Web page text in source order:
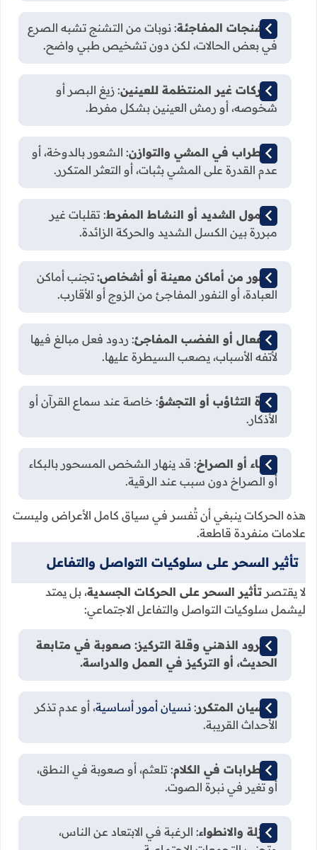
التشنجات المفاجئة: نوبات من التشنج تشبه الصرع
في بعض الحالات، لكن دون تشخيص طبي واضح.
الحركات غير المنتظمة للعينين: زيغ البصر أو
شخوصه، أو رمش العينين بشكل مفرط.
اضطراب في المشي والتوازن: الشعور بالدوخة، أو
عدم القدرة على المشي بثبات، أو التعثر المتكرر.
الخمول الشديد أو النشاط المفرط: تقلبات غير
مبررة بين الكسل الشديد والحركة الزائدة.
النفور من أماكن معينة أو أشخاص: تجنب أماكن
العبادة، أو النفور المفاجئ من الزوج أو الأقارب.
الانفعال أو الغضب المفاجئ: ردود فعل مبالغ فيها
لأتفه الأسباب، يصعب السيطرة عليها.
كثرة التثاؤب أو التجشؤ: خاصة عند سماع القرآن أو
الأذكار.
البكاء أو الصراخ: قد ينهار الشخص المسحور بالبكاء
أو الصراخ دون سبب عند الرقية.
هذه الحركات ينبغي أن تُفسر في سياق كامل الأعراض وليست
علامات منفردة قاطعة.
تأثير السحر على سلوكيات التواصل والتفاعل
لا يقتصر تأثير السحر على الحركات الجسدية، بل يمتد
ليشمل سلوكيات التواصل والتفاعل الاجتماعي:
الشرود الذهني وقلة التركيز: صعوبة في متابعة
الحديث، أو التركيز في العمل والدراسة.
النسيان المتكرر: نسيان أمور أساسية، أو عدم تذكر
الأحداث القريبة.
اضطرابات في الكلام: تلعثم، أو صعوبة في النطق،
أو تغير في نبرة الصوت.
العزلة والانطواء: الرغبة في الابتعاد عن الناس،